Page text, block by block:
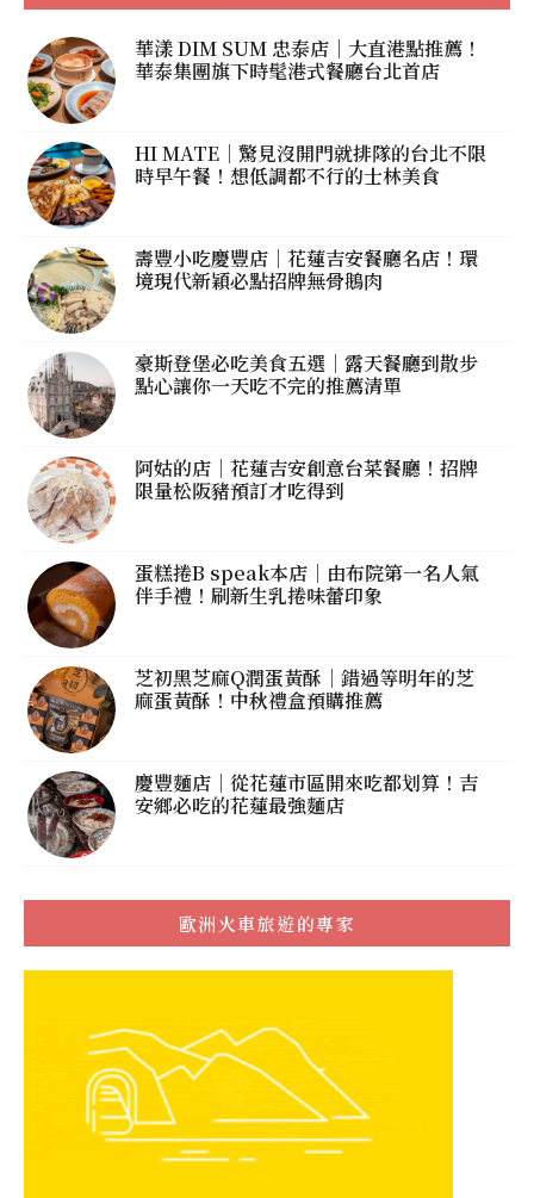
華漾 DIM SUM 忠泰店｜大直港點推薦！
華泰集團旗下時髦港式餐廳台北首店
HI MATE｜驚見沒開門就排隊的台北不限
時早午餐！想低調都不行的士林美食
壽豐小吃慶豐店｜花蓮吉安餐廳名店！環
境現代新穎必點招牌無骨鵝肉
豪斯登堡必吃美食五選｜露天餐廳到散步
點心讓你一天吃不完的推薦清單
阿姑的店｜花蓮吉安創意台菜餐廳！招牌
限量松阪豬預訂才吃得到
蛋糕捲B speak本店｜由布院第一名人氣
伴手禮！刷新生乳捲味蕾印象
芝初黑芝麻Q潤蛋黃酥｜錯過等明年的芝
麻蛋黃酥！中秋禮盒預購推薦
慶豐麵店｜從花蓮市區開來吃都划算！吉
安鄉必吃的花蓮最強麵店
歐洲火車旅遊的專家